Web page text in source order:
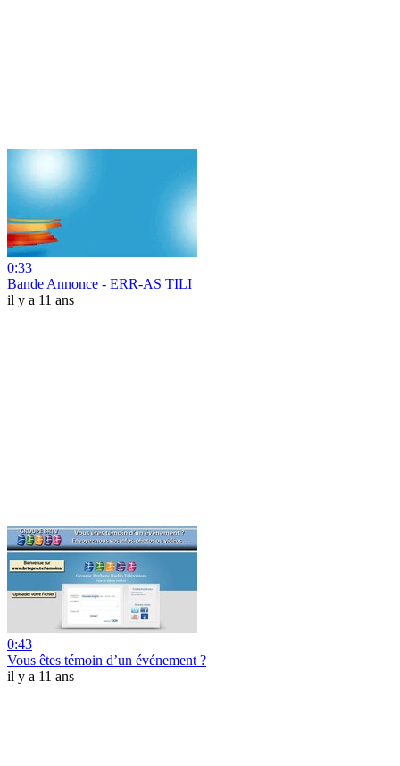
0:33
Bande Annonce - ERR-AS TILI
il y a 11 ans
0:43
Vous êtes témoin d’un événement ?
il y a 11 ans